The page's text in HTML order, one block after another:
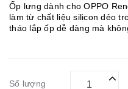
Ốp lưng dành cho OPPO
làm từ chất liệu silicon dẻo
tháo lắp ốp dễ dàng mà
Số lượng